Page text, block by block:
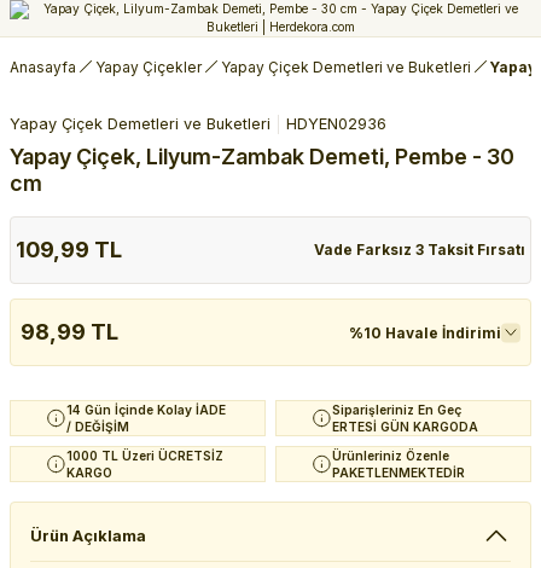
Anasayfa Yapay Çiçekler Yapay Çiçek Demetleri ve Buketleri
Yapay Çiçek Demetleri ve Buketleri HDYEN02936
Yapay Çiçek, Lilyum-Zambak Demeti, Pembe - 30
cm
109,99 TL Vade Farksız 3 Taksit Fırsatı
98,99 TL %10 Havale İndirimi
14 Gün İçinde Kolay İADE
/ DEĞİŞİM
Siparişleriniz En Geç
ERTESİ GÜN KARGODA
1000 TL Üzeri ÜCRETSİZ
KARGO
Ürünleriniz Özenle
PAKETLENMEKTEDİR
Ürün Açıklama